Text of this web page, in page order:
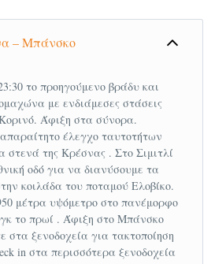
το πάρκο της πόλης.
γρήγορη πρόσβαση στο
του Πιρίν. Επιπλέον,
με σάουνα, αφρόλουτρο
πισίνα με άμεση πρόσβαση
επίσης, γυμναστήριο, lobby
και μπάρμπεκιου-
θέα στα βουνά και στον κήπο
είναι ένα ιδανικό
και γιορτές, κοκτέιλ ή
Το μπαρ και το
– Μπάνσκο
το προηγούμενο βράδυ και
με ενδιάμεσες στάσεις
Άφιξη στα σύνορα.
έλεγχο ταυτοτήτων
στενά της Κρέσνας . Στο Σιμιτλί
οδό για να διανύσουμε τα
κοιλάδα του ποταμού Ελοβίκο.
μέτρα υψόμετρο στο πανέμορφο
το πρωί . Άφιξη στο Μπάνσκο
στα ξενοδοχεία για τακτοποίηση
in στα περισσότερα ξενοδοχεία